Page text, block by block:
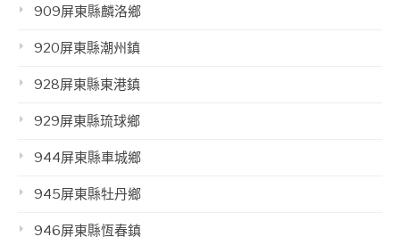
909屏東縣麟洛鄉
920屏東縣潮州鎮
928屏東縣東港鎮
929屏東縣琉球鄉
944屏東縣車城鄉
945屏東縣牡丹鄉
946屏東縣恆春鎮